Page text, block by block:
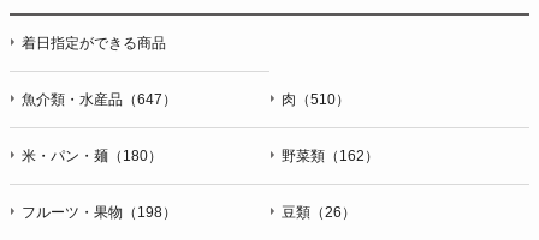
着日指定ができる商品
魚介類・水産品（647） 肉（510）
米・パン・麺（180） 野菜類（162）
フルーツ・果物（198） 豆類（26）